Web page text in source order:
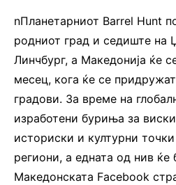
nПланетарниот Barrel Hunt
родниот град и седиште на
Линчбург, а Македонија ќе
месец, кога ќе се
градови. За време на
изработени буриња за
историски и културни
региони, а едната од нив ќе
Македонската Facebook